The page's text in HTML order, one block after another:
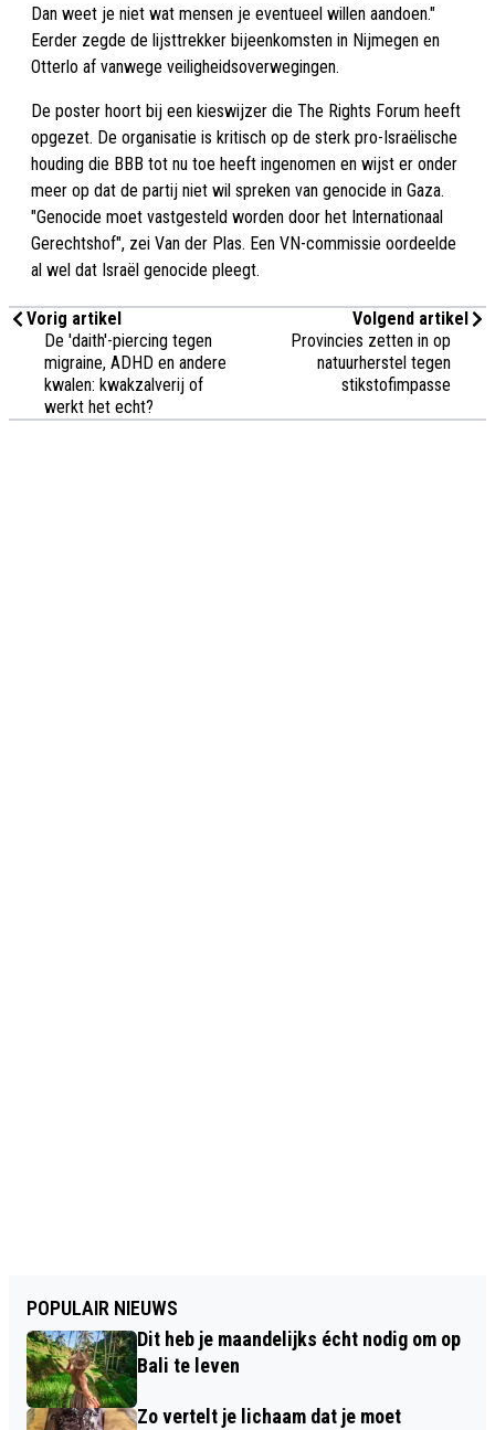
Dan weet je niet wat mensen je eventueel willen aandoen."
Eerder zegde de lijsttrekker bijeenkomsten in Nijmegen en
Otterlo af vanwege veiligheidsoverwegingen.
De poster hoort bij een kieswijzer die The Rights Forum heeft
opgezet. De organisatie is kritisch op de sterk pro-Israëlische
houding die BBB tot nu toe heeft ingenomen en wijst er onder
meer op dat de partij niet wil spreken van genocide in Gaza.
"Genocide moet vastgesteld worden door het Internationaal
Gerechtshof", zei Van der Plas. Een VN-commissie oordeelde
al wel dat Israël genocide pleegt.
Vorig artikel
De 'daith'-piercing tegen
migraine, ADHD en andere
kwalen: kwakzalverij of
werkt het echt?
Volgend artikel
Provincies zetten in op
natuurherstel tegen
stikstofimpasse
POPULAIR NIEUWS
Dit heb je maandelijks écht nodig om op
Bali te leven
Zo vertelt je lichaam dat je moet